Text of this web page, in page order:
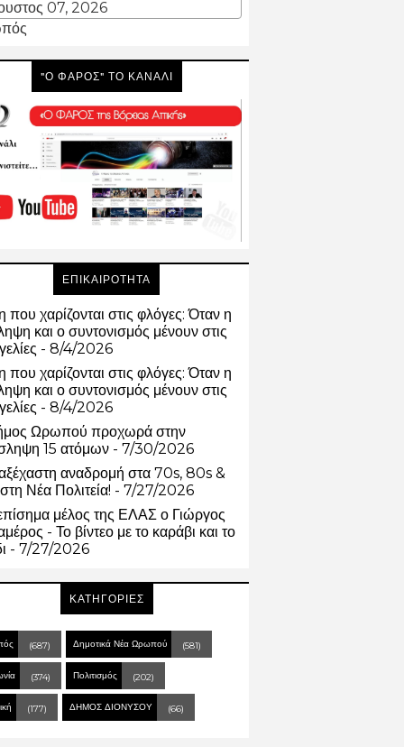
07, 2026
"Ο ΦΑΡΟΣ" ΤΟ ΚΑΝΑΛΙ
ΕΠΙΚΑΙΡΟΤΗΤΑ
που χαρίζονται στις φλόγες: Όταν η
και ο συντονισμός μένουν στις
- 8/4/2026
που χαρίζονται στις φλόγες: Όταν η
και ο συντονισμός μένουν στις
- 8/4/2026
Ωρωπού προχωρά στην
15 ατόμων - 7/30/2026
αναδρομή στα 70s, 80s &
Νέα Πολιτεία! - 7/27/2026
μέλος της ΕΛΑΣ ο Γιώργος
- Το βίντεο με το καράβι και το
- 7/27/2026
ΚΑΤΗΓΟΡΙΕΣ
(687) Δημοτικά Νέα Ωρωπού (581)
(374) Πολιτισμός (202)
(177) ΔΗΜΟΣ ΔΙΟΝΥΣΟΥ (66)